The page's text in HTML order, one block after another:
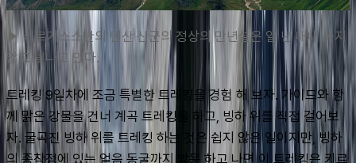
▶ 키르기스스탄의 톈산 산군의 정상의 만년설은 일 년 내내 녹지
않고 빛나고 있다.
트레킹 9일차에 조금 특별한 트레킹을 경험 해 보자. 가이드와 함
께 맑은 강물을 건너 계곡 트레킹을 하고, 빙하 위를 직접 걸어보
자. 굴곡진 빙하 위를 트레킹 하는 것은 쉽지 않은 일이지만, 빙하
의 종착점에 있는 얼음 동굴까지 방문 하고 나면 이 트레킹은 키르